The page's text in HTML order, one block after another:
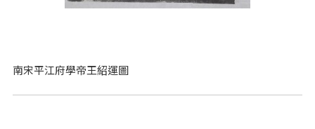
南宋平江府學帝王紹運圖